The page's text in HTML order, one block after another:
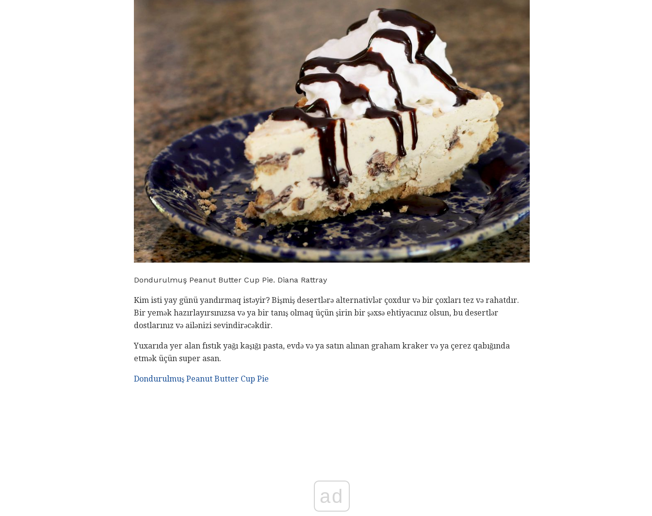
Dondurulmuş Peanut Butter Cup Pie. Diana Rattray
Kim isti yay günü yandırmaq istəyir? Bişmiş desertlərə alternativlər çoxdur və bir çoxları tez və rahatdır.
Bir yemək hazırlayırsınızsa və ya bir tanış olmaq üçün şirin bir şəxsə ehtiyacınız olsun, bu desertlər
dostlarınız və ailənizi sevindirəcəkdir.
Yuxarıda yer alan fıstık yağı kaşığı pasta, evdə və ya satın alınan graham kraker və ya çerez qabığında
etmək üçün super asan.
Dondurulmuş Peanut Butter Cup Pie
ad